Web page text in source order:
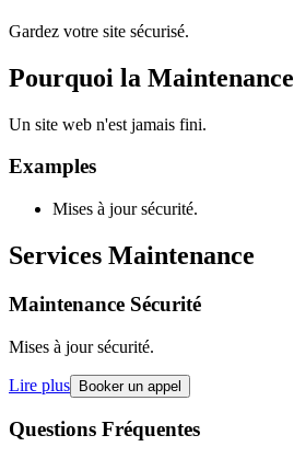
Gardez votre site sécurisé.
Pourquoi la Maintenance
Un site web n'est jamais fini.
Examples
Mises à jour sécurité.
Services Maintenance
Maintenance Sécurité
Mises à jour sécurité.
Lire plus Booker un appel
Questions Fréquentes